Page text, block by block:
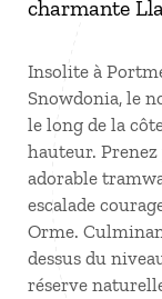
charmante
Insolite à
Snowdonia, le
le long de la
hauteur. Prenez
adorable
escalade
Orme.
dessus du
réserve